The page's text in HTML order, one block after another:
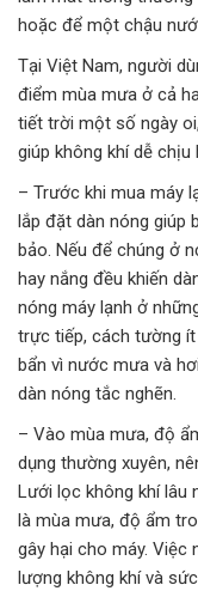
hoặc để một chậu
Tại Việt Nam, người
điểm mùa mưa ở cả
tiết trời một số ngày
giúp không khí dễ chịu
– Trước khi mua máy
lắp đặt dàn nóng giúp
bảo. Nếu để chúng ở
hay nắng đều khiến
nóng máy lạnh ở
trực tiếp, cách tường
bẩn vì nước mưa và
dàn nóng tắc nghẽn.
– Vào mùa mưa, độ
dụng thường xuyên,
Lưới lọc không khí lâu
là mùa mưa, độ ẩm
gây hại cho máy. Việc
lượng không khí và